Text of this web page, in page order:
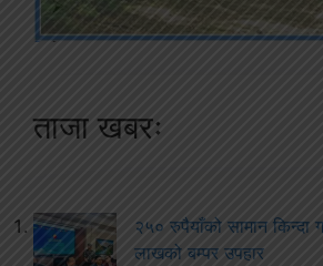
ताजा खबरः
२५० रुपैयाँको सामान किन्दा
लाखको बम्पर उपहार